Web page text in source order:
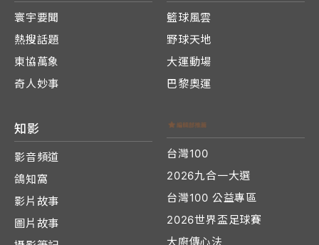
寰宇要聞
熱搜話題
東協萬象
奇人妙事
籃球風雲
野球天地
大運動場
巴黎奧運
知影
影音頻道
鴿知窩
影片故事
圖片故事
台灣100
2026九合一大選
台灣100 公益專區
2026世界盃足球賽
大廚傳心法